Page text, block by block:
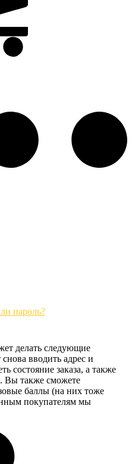
пароль?
делать следующие
вводить адрес и
состояние заказа, а также
Вы также сможете
баллы (на них тоже
покупателям мы